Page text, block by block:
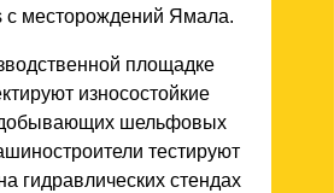
с месторождений Ямала.
площадке
износостойкие
шельфовых
тестируют
гидравлических стендах